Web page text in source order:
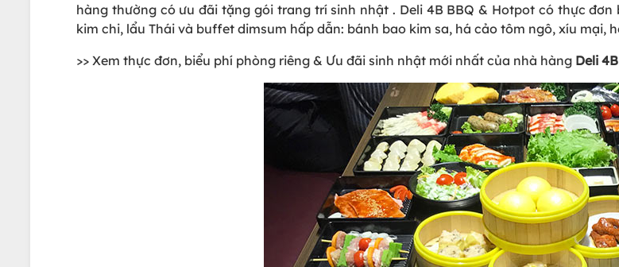
hàng thường có ưu đãi tặng gói trang trí sinh nhật . Deli 4B BBQ & Hotpot có thực
kim chi, lẩu Thái và buffet dimsum hấp dẫn: bánh bao kim sa, há cảo tôm ngô, xíu mại,
>> Xem thực đơn, biểu phí phòng riêng & Ưu đãi sinh nhật mới nhất của nhà hàng Deli